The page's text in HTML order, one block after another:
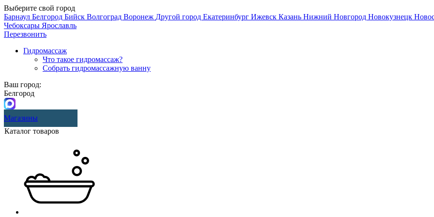
Выберите свой город
Барнаул Белгород Бийск Волгоград Воронеж Другой город Екатеринбург Ижевск Казань Нижний Новгород Новокузнецк
Чебоксары Ярославль
Перезвонить
Гидромассаж
Что такое гидромассаж?
Собрать гидромассажную ванну
Ваш город:
Белгород
Магазины
Каталог товаров